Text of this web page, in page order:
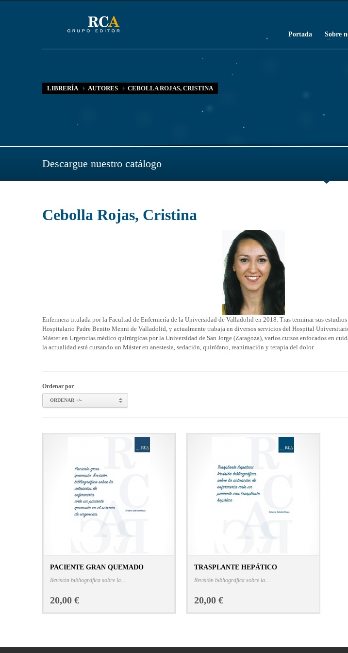
Portada Sobre
LIBRERÍA AUTORES CEBOLLA ROJAS, CRISTINA
Descargue nuestro catálogo
Cebolla Rojas, Cristina
Enfermera titulada por la Facultad de Enfermería de la Universidad de Valladolid en 2018. Tras terminar sus
Hospitalario Padre Benito Menni de Valladolid, y actualmente trabaja en diversos servicios del Hospital
Máster en Urgencias médico quirúrgicas por la Universidad de San Jorge (Zaragoza), varios cursos enfocados en
la actualidad está cursando un Máster en anestesia, sedación, quirófano, reanimación y terapia del dolor.
Ordenar por
ORDENAR +/-
PACIENTE GRAN QUEMADO
Revisión bibliográfica sobre la...
20,00 €
TRASPLANTE HEPÁTICO
Revisión bibliográfica sobre la...
20,00 €